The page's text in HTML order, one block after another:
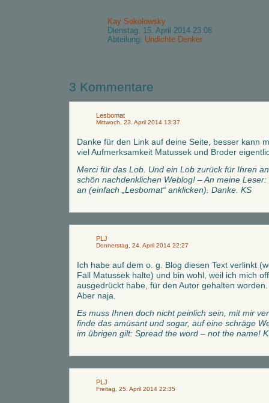
Kay Sokolowsky
Dienstag, 15. April 2014 23:08
Abteilung: Undichte Denker
3 Kommentare
Lesbomat
Mittwoch, 23. April 2014 13:37
Danke für den Link auf deine Seite, besser kann
viel Aufmerksamkeit Matussek und Broder
Merci für das Lob. Und ein Lob zurück für Ihren
schön nachdenklichen Weblog! – An meine
an (einfach „Lesbomat“ anklicken). Danke. KS
PLJ
Donnerstag, 24. April 2014 22:27
Ich habe auf dem o. g. Blog diesen Text verlinkt
Fall Matussek halte) und bin wohl, weil ich mich
ausgedrückt habe, für den Autor gehalten
Aber naja.
Es muss Ihnen doch nicht peinlich sein, mit mir
finde das amüsant und sogar, auf eine schräge
im übrigen gilt: Spread the word – not the name!
PLJ
Freitag, 25. April 2014 22:35